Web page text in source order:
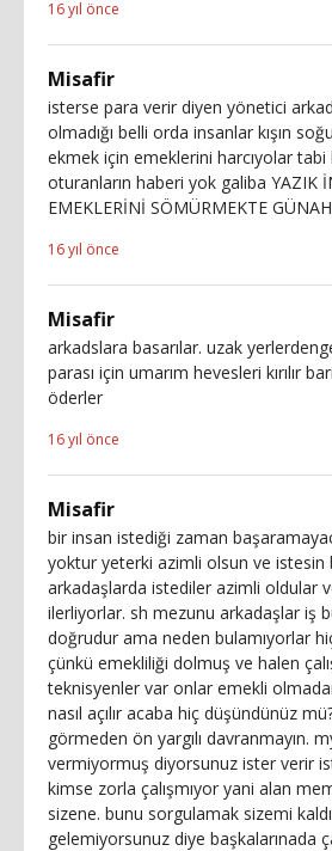
16 yıl önce
Misafir
isterse para verir diyen yönetici
olmadığı belli orda insanlar kışın
ekmek için emeklerini harcıyolar tabi
oturanların haberi yok galiba YAZIK
EMEKLERİNİ SÖMÜRMEKTE GÜNAH
16 yıl önce
Misafir
arkadslara basarılar. uzak
parası için umarım hevesleri kırılır
öderler
16 yıl önce
Misafir
bir insan istediği zaman
yoktur yeterki azimli olsun ve istesin
arkadaşlarda istediler azimli oldular
ilerliyorlar. sh mezunu arkadaşlar iş
doğrudur ama neden bulamıyorlar
çünkü emekliliği dolmuş ve halen
teknisyenler var onlar emekli
nasıl açılır acaba hiç düşündünüz
görmeden ön yargılı davranmayın.
vermiyormuş diyorsunuz ister verir
kimse zorla çalışmıyor yani alan
sizene. bunu sorgulamak sizemi
gelemiyorsunuz diye başkalarınada